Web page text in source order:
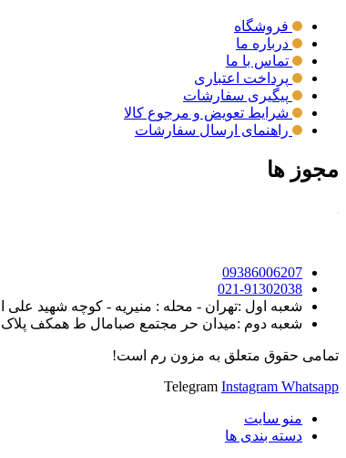
فروشگاه
درباره ما
تماس با ما
پرداخت اعتباری
پیگیری سفارشات
شرایط تعویض و مرجوع کالا
راهنمای ارسال سفارشات
مجوز ها
09386006207
021-91302038
شعبه اول :تهران - محله : منیریه - کوچه شهید علی اصغر چمن
شعبه دوم :میدان حر مجتمع صبامال ط همکف پلاک ۱۸
تمامی حقوق متعلق به مزون رم است!
Telegram Instagram Whatsapp
منو سایت
دسته بندی ها